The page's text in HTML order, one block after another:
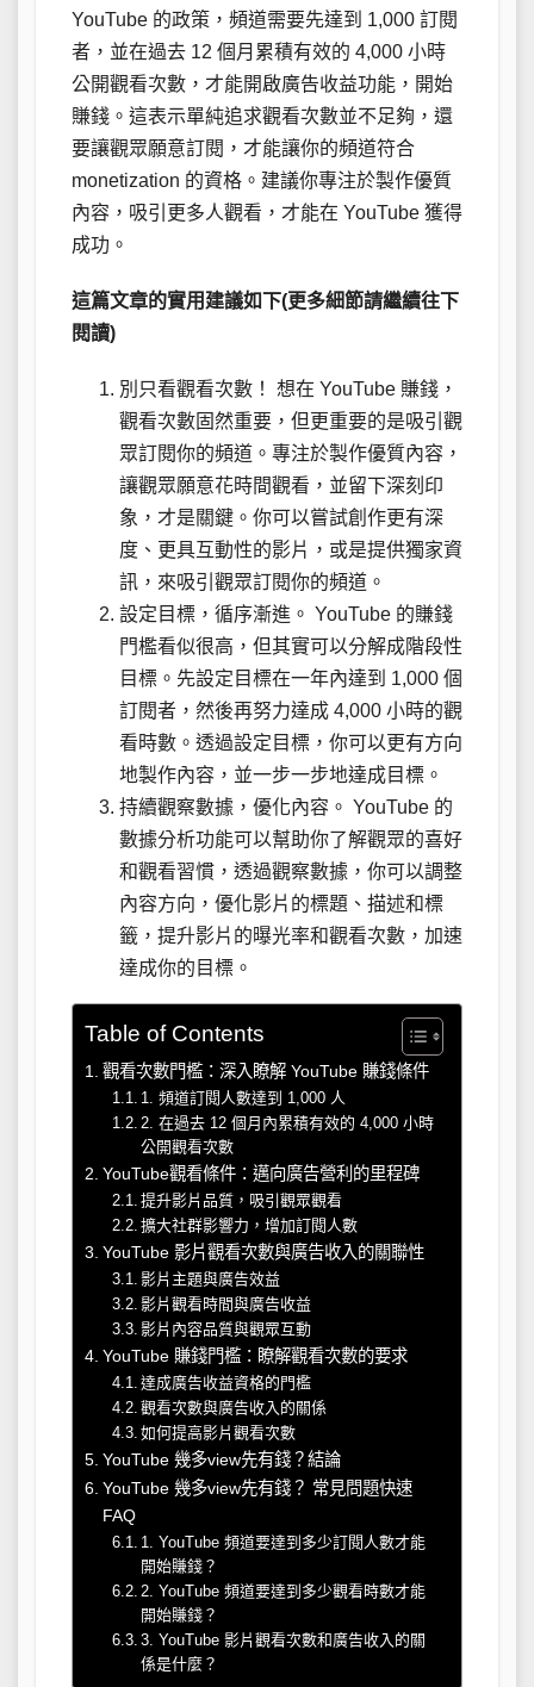
YouTube 的政策，頻道需要先達到 1,000 訂閱
者，並在過去 12 個月累積有效的 4,000 小時
公開觀看次數，才能開啟廣告收益功能，開始
賺錢。這表示單純追求觀看次數並不足夠，還
要讓觀眾願意訂閱，才能讓你的頻道符合
monetization 的資格。建議你專注於製作優質
內容，吸引更多人觀看，才能在 YouTube 獲得
成功。
這篇文章的實用建議如下(更多細節請繼續往下
閱讀)
別只看觀看次數！ 想在 YouTube 賺錢，
觀看次數固然重要，但更重要的是吸引觀
眾訂閱你的頻道。專注於製作優質內容，
讓觀眾願意花時間觀看，並留下深刻印
象，才是關鍵。你可以嘗試創作更有深
度、更具互動性的影片，或是提供獨家資
訊，來吸引觀眾訂閱你的頻道。
設定目標，循序漸進。 YouTube 的賺錢
門檻看似很高，但其實可以分解成階段性
目標。先設定目標在一年內達到 1,000 個
訂閱者，然後再努力達成 4,000 小時的觀
看時數。透過設定目標，你可以更有方向
地製作內容，並一步一步地達成目標。
持續觀察數據，優化內容。 YouTube 的
數據分析功能可以幫助你了解觀眾的喜好
和觀看習慣，透過觀察數據，你可以調整
內容方向，優化影片的標題、描述和標
籤，提升影片的曝光率和觀看次數，加速
達成你的目標。
Table of Contents
觀看次數門檻：深入瞭解 YouTube 賺錢條件
1. 頻道訂閱人數達到 1,000 人
2. 在過去 12 個月內累積有效的 4,000 小時
公開觀看次數
YouTube觀看條件：邁向廣告營利的里程碑
提升影片品質，吸引觀眾觀看
擴大社群影響力，增加訂閱人數
YouTube 影片觀看次數與廣告收入的關聯性
影片主題與廣告效益
影片觀看時間與廣告收益
影片內容品質與觀眾互動
YouTube 賺錢門檻：瞭解觀看次數的要求
達成廣告收益資格的門檻
觀看次數與廣告收入的關係
如何提高影片觀看次數
YouTube 幾多view先有錢？結論
YouTube 幾多view先有錢？ 常見問題快速
FAQ
1. YouTube 頻道要達到多少訂閱人數才能
開始賺錢？
2. YouTube 頻道要達到多少觀看時數才能
開始賺錢？
3. YouTube 影片觀看次數和廣告收入的關
係是什麼？